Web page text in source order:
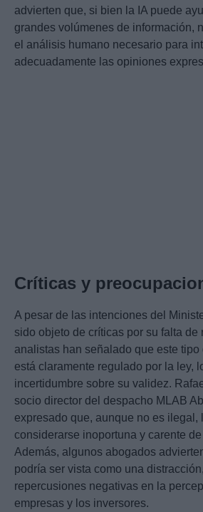
advierten que, si bien la IA puede
grandes volúmenes de información,
el análisis humano necesario para
adecuadamente las opiniones
Críticas y
A pesar de las intenciones del
sido objeto de críticas por su falta de
analistas han señalado que este tipo
está claramente regulado por la ley,
incertidumbre sobre su validez.
socio director del despacho MLAB
expresado que, aunque no es ilegal,
considerarse inoportuna y carente
Además, algunos abogados
podría ser vista como una
repercusiones negativas en la
empresas y los inversores.